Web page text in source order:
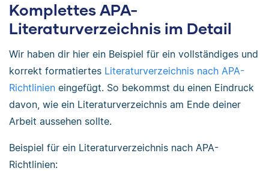
Komplettes APA-
Literaturverzeichnis im Detail
Wir haben dir hier ein Beispiel für ein vollständiges und
korrekt formatiertes Literaturverzeichnis nach APA-
Richtlinien eingefügt. So bekommst du einen Eindruck
davon, wie ein Literaturverzeichnis am Ende deiner
Arbeit aussehen sollte.
Beispiel für ein Literaturverzeichnis nach APA-
Richtlinien: